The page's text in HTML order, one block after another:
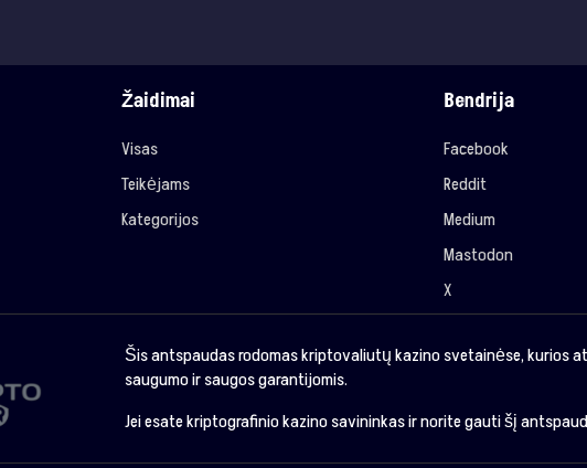
Žaidimai
Visas
Teikėjams
Kategorijos
Bendrija
Facebook
Reddit
Medium
Mastodon
X
Šis antspaudas rodomas kriptovaliutų kazino svetainėse, kurios
saugumo ir saugos garantijomis.
Jei esate kriptografinio kazino savininkas ir norite gauti šį